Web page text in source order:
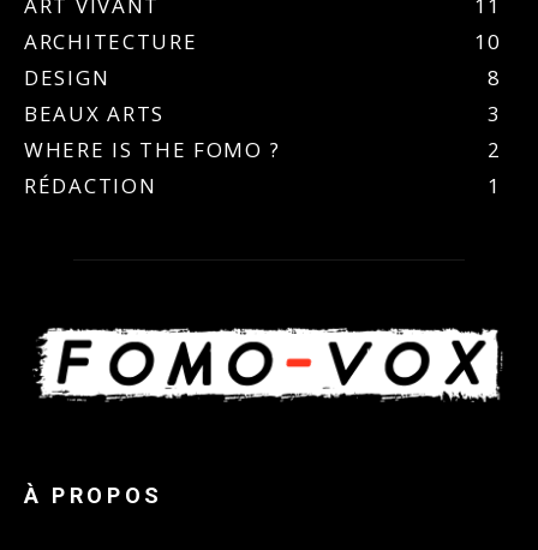
ARCHITECTURE
10
DESIGN
8
BEAUX ARTS
3
WHERE IS THE FOMO ?
2
RÉDACTION
1
À PROPOS